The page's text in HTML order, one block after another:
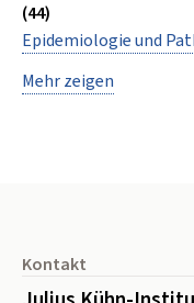
(44)
Epidemiologie und
Mehr zeigen
Kontakt